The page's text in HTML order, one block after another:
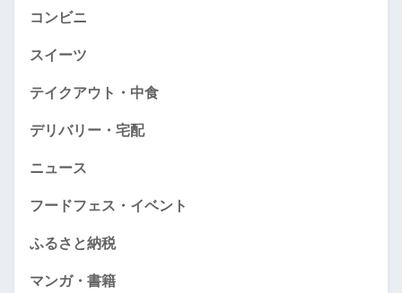
コンビニ
スイーツ
テイクアウト・中食
デリバリー・宅配
ニュース
フードフェス・イベント
ふるさと納税
マンガ・書籍